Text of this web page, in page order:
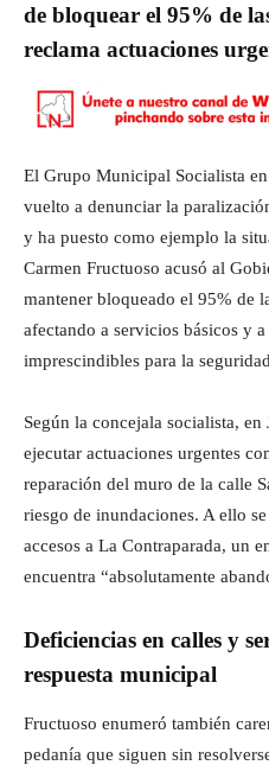
de bloquear el 95% de
reclama actuaciones
El Grupo Municipal Socialista
vuelto a denunciar la
y ha puesto como ejemplo la
Carmen Fructuoso acusó al
mantener bloqueado el 95% de
afectando a servicios básicos y
imprescindibles para la
Según la concejala socialista,
ejecutar actuaciones urgentes
reparación del muro de la calle
riesgo de inundaciones. A ello
accesos a La Contraparada, un
encuentra “absolutamente
Deficiencias en calles y
respuesta municipal
Fructuoso enumeró también
pedanía que siguen sin